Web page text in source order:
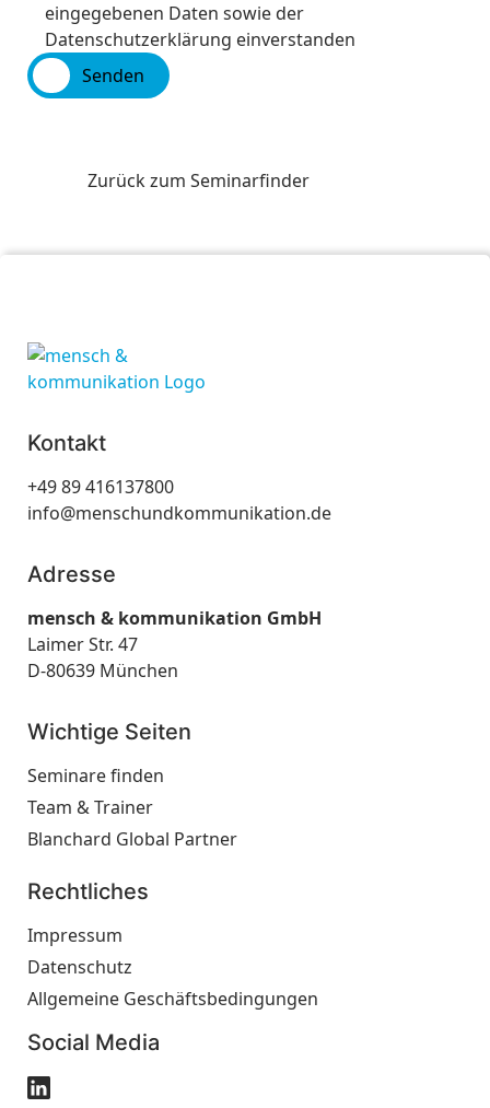
eingegebenen Daten sowie der
Datenschutzerklärung einverstanden
Senden
Zurück zum Seminarfinder
Kontakt
+49 89 416137800
info@menschundkommunikation.de
Adresse
mensch & kommunikation GmbH
Laimer Str. 47
D-80639 München
Wichtige Seiten
Seminare finden
Team & Trainer
Blanchard Global Partner
Rechtliches
Impressum
Datenschutz
Allgemeine Geschäftsbedingungen
Social Media